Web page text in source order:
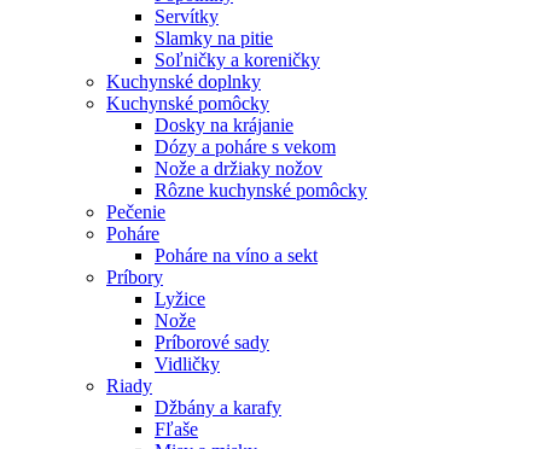
Servítky
Slamky na pitie
Soľničky a koreničky
Kuchynské doplnky
Kuchynské pomôcky
Dosky na krájanie
Dózy a poháre s vekom
Nože a držiaky nožov
Rôzne kuchynské pomôcky
Pečenie
Poháre
Poháre na víno a sekt
Príbory
Lyžice
Nože
Príborové sady
Vidličky
Riady
Džbány a karafy
Fľaše